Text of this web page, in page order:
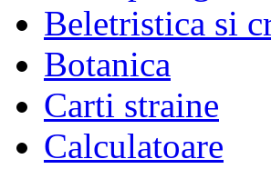
Beletristica si
Botanica
Carti straine
Calculatoare